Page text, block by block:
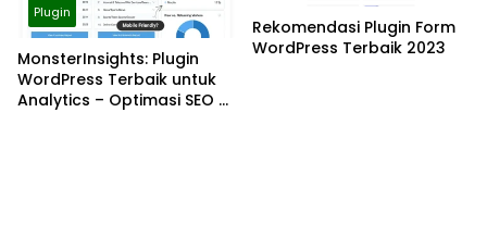
Plugin
MonsterInsights: Plugin
WordPress Terbaik untuk
Analytics – Optimasi SEO &
Rekomendasi Plugin Form
WordPress Terbaik 2023